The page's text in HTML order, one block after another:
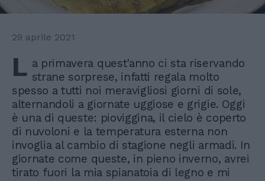
29 aprile 2021
L a primavera quest'anno ci sta riservando
strane sorprese, infatti regala molto
spesso a tutti noi meravigliosi giorni di sole,
alternandoli a giornate uggiose e grigie. Oggi
è una di queste: pioviggina, il cielo è coperto
di nuvoloni e la temperatura esterna non
invoglia al cambio di stagione negli armadi. In
giornate come queste, in pieno inverno, avrei
tirato fuori la mia spianatoia di legno e mi